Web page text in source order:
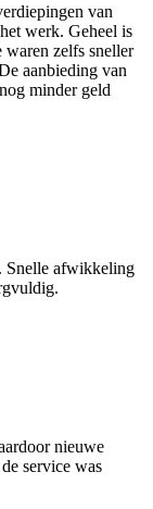
van
werk. Geheel is
waren zelfs sneller
aanbieding van
minder geld
Snelle afwikkeling
nieuwe
service was